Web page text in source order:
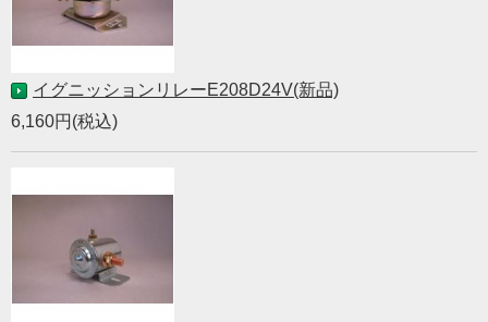
イグニッションリレーE208D24V(新品)
6,160円(税込)